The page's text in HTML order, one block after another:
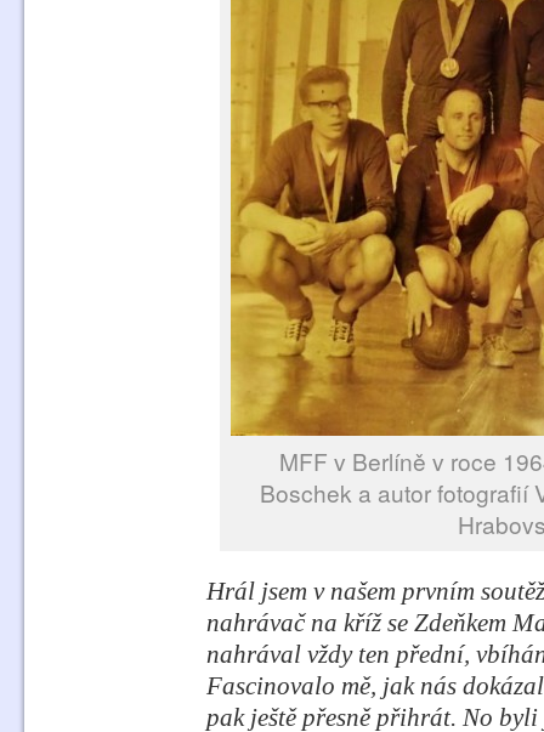
MFF v Berlíně v roce
Boschek a autor fotografií
Hrál jsem v našem prvním
nahrávač na kříž se Zdeňkem
nahrával vždy ten přední,
Fascinovalo mě, jak nás
pak ještě přesně přihrát. No